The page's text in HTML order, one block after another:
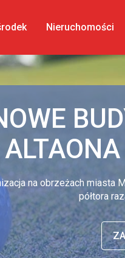
Nieruchomości
na obrzeżach miasta
półtora